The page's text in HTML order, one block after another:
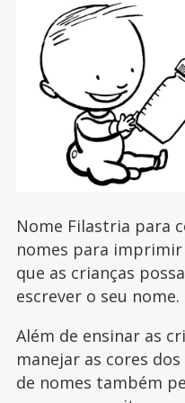
Nome Filastria para
nomes para
que as crianças
escrever o seu nome.
Além de ensinar as
manejar as cores
de nomes também